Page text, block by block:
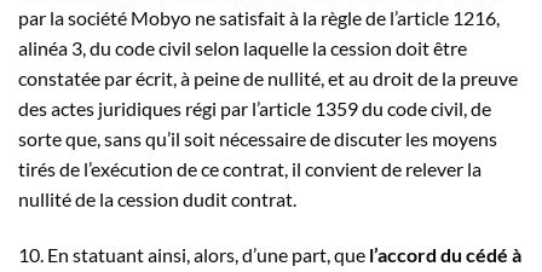
par la société Mobyo ne satisfait à la règle de l’article 1216,
alinéa 3, du code civil selon laquelle la cession doit être
constatée par écrit, à peine de nullité, et au droit de la preuve
des actes juridiques régi par l’article 1359 du code civil, de
sorte que, sans qu’il soit nécessaire de discuter les moyens
tirés de l’exécution de ce contrat, il convient de relever la
nullité de la cession dudit contrat.
10. En statuant ainsi, alors, d’une part, que l’accord du cédé à